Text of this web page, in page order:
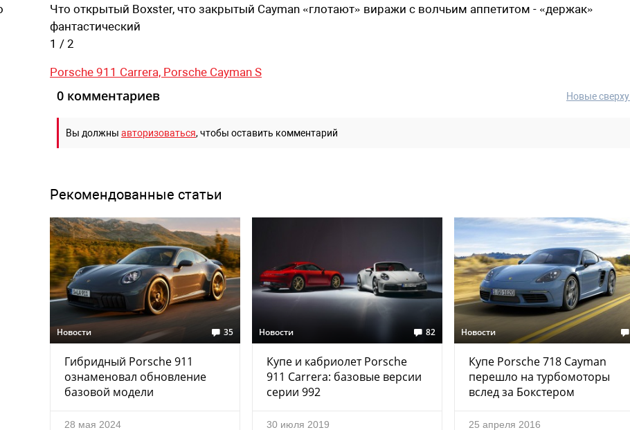
Что открытый Boxster, что закрытый Cayman «глотают» виражи с волчьим аппетитом - «держак»
фантастический
1 / 2
Porsche 911 Carrera, Porsche Cayman S
Новые сверху
0 комментариев
Вы должны авторизоваться, чтобы оставить комментарий
Рекомендованные статьи
Новости 35
Гибридный Porsche 911
ознаменовал обновление
базовой модели
28 мая 2024
Новости 82
Купе и кабриолет Porsche
911 Carrera: базовые версии
серии 992
30 июля 2019
Новости
Купе Porsche 718 Cayman
перешло на турбомоторы
вслед за Бокстером
25 апреля 2016